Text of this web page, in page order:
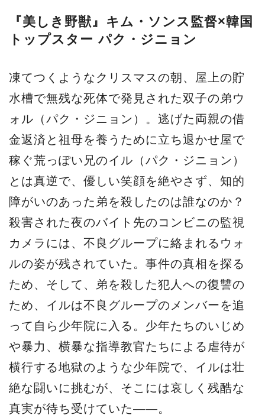
『美しき野獣』キム・ソンス監督×韓国
トップスター パク・ジニョン
凍てつくようなクリスマスの朝、屋上の貯
水槽で無残な死体で発見された双子の弟ウ
ォル（パク・ジニョン）。逃げた両親の借
金返済と祖母を養うために立ち退かせ屋で
稼ぐ荒っぽい兄のイル（パク・ジニョン）
とは真逆で、優しい笑顔を絶やさず、知的
障がいのあった弟を殺したのは誰なのか？
殺害された夜のバイト先のコンビニの監視
カメラには、不良グループに絡まれるウォ
ルの姿が残されていた。事件の真相を探る
ため、そして、弟を殺した犯人への復讐の
ため、イルは不良グループのメンバーを追
って自ら少年院に入る。少年たちのいじめ
や暴力、横暴な指導教官たちによる虐待が
横行する地獄のような少年院で、イルは壮
絶な闘いに挑むが、そこには哀しく残酷な
真実が待ち受けていた――。